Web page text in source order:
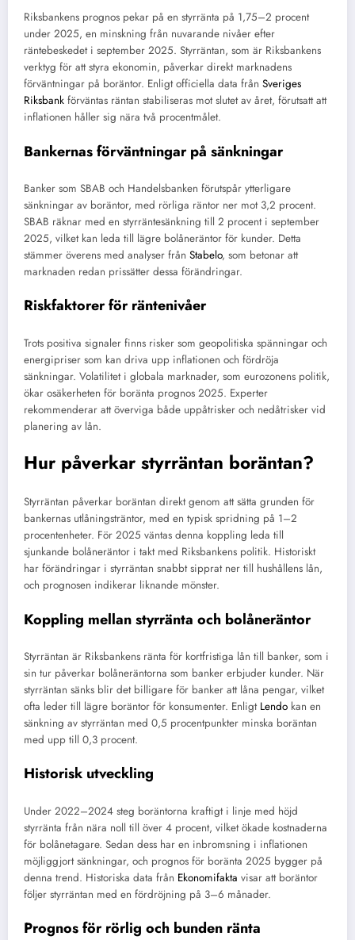
Riksbankens prognos pekar på en styrränta på 1,75–2 procent
under 2025, en minskning från nuvarande nivåer efter
räntebeskedet i september 2025. Styrräntan, som är Riksbankens
verktyg för att styra ekonomin, påverkar direkt marknadens
förväntningar på boräntor. Enligt officiella data från Sveriges
Riksbank förväntas räntan stabiliseras mot slutet av året, förutsatt att
inflationen håller sig nära två procentmålet.
Bankernas förväntningar på sänkningar
Banker som SBAB och Handelsbanken förutspår ytterligare
sänkningar av boräntor, med rörliga räntor ner mot 3,2 procent.
SBAB räknar med en styrräntesänkning till 2 procent i september
2025, vilket kan leda till lägre bolåneräntor för kunder. Detta
stämmer överens med analyser från Stabelo, som betonar att
marknaden redan prissätter dessa förändringar.
Riskfaktorer för räntenivåer
Trots positiva signaler finns risker som geopolitiska spänningar och
energipriser som kan driva upp inflationen och fördröja
sänkningar. Volatilitet i globala marknader, som eurozonens politik,
ökar osäkerheten för boränta prognos 2025. Experter
rekommenderar att överviga både uppåtrisker och nedåtrisker vid
planering av lån.
Hur påverkar styrräntan boräntan?
Styrräntan påverkar boräntan direkt genom att sätta grunden för
bankernas utlåningsträntor, med en typisk spridning på 1–2
procentenheter. För 2025 väntas denna koppling leda till
sjunkande bolåneräntor i takt med Riksbankens politik. Historiskt
har förändringar i styrräntan snabbt sipprat ner till hushållens lån,
och prognosen indikerar liknande mönster.
Koppling mellan styrränta och bolåneräntor
Styrräntan är Riksbankens ränta för kortfristiga lån till banker, som i
sin tur påverkar bolåneräntorna som banker erbjuder kunder. När
styrräntan sänks blir det billigare för banker att låna pengar, vilket
ofta leder till lägre boräntor för konsumenter. Enligt Lendo kan en
sänkning av styrräntan med 0,5 procentpunkter minska boräntan
med upp till 0,3 procent.
Historisk utveckling
Under 2022–2024 steg boräntorna kraftigt i linje med höjd
styrränta från nära noll till över 4 procent, vilket ökade kostnaderna
för bolånetagare. Sedan dess har en inbromsning i inflationen
möjliggjort sänkningar, och prognos för boränta 2025 bygger på
denna trend. Historiska data från Ekonomifakta visar att boräntor
följer styrräntan med en fördröjning på 3–6 månader.
Prognos för rörlig och bunden ränta